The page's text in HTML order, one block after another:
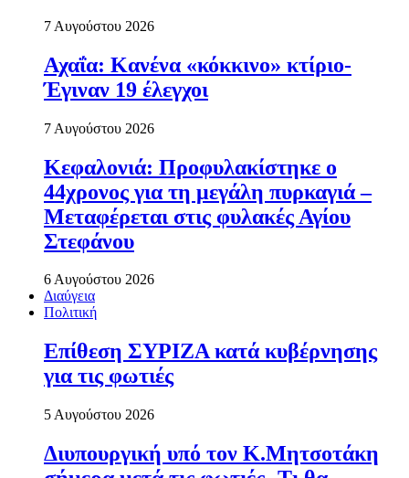
7 Αυγούστου 2026
Αχαΐα: Κανένα «κόκκινο» κτίριο-
Έγιναν 19 έλεγχοι
7 Αυγούστου 2026
Κεφαλονιά: Προφυλακίστηκε ο
44χρονος για τη μεγάλη πυρκαγιά –
Μεταφέρεται στις φυλακές Αγίου
Στεφάνου
6 Αυγούστου 2026
Διαύγεια
Πολιτική
Επίθεση ΣΥΡΙΖΑ κατά κυβέρνησης
για τις φωτιές
5 Αυγούστου 2026
Διυπουργική υπό τον Κ.Μητσοτάκη